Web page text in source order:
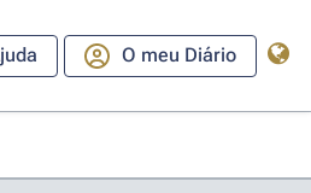
O meu Diário